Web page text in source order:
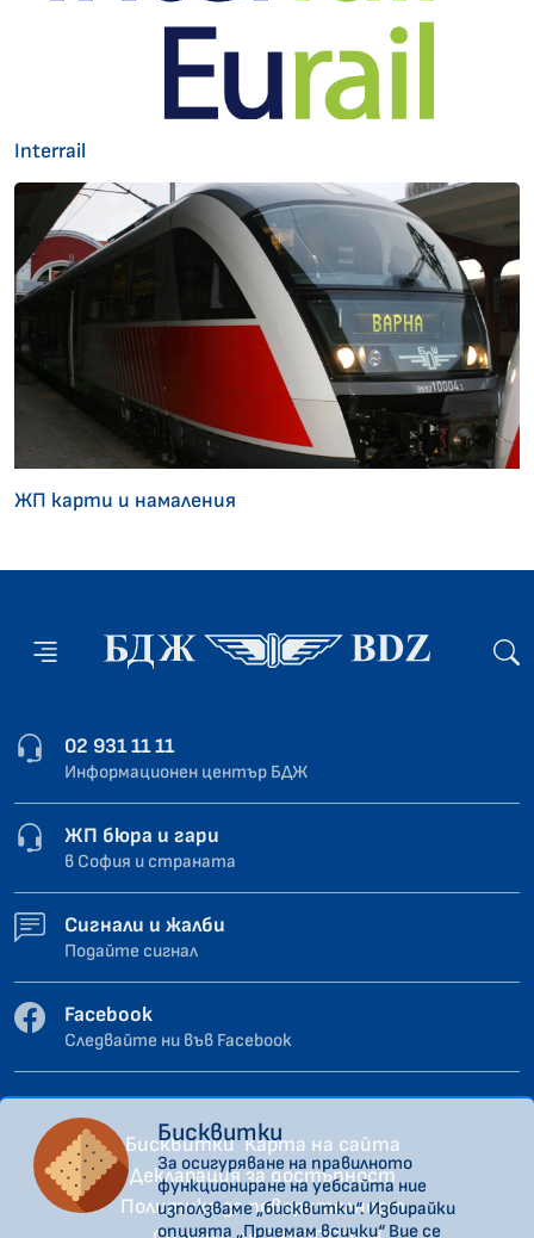
Interrail
ЖП карти и намаления
02 931 11 11
Информационен център БДЖ
ЖП бюра и гари
в София и страната
Сигнали и жалби
Подайте сигнал
Facebook
Следвайте ни във Facebook
Бисквитки Карта на сайта
Декларация за достъпност
Политика за поверителност
Бисквитки
За осигуряване на правилното
функциониране на уебсайта ние
използваме „бисквитки“. Избирайки
опцията „Приемам всички“ Вие се